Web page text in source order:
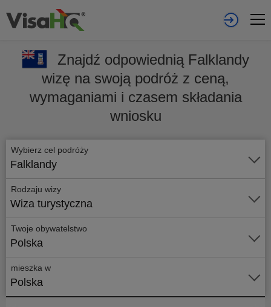
Znajdź odpowiednią Falklandy
wizę na swoją podróż z ceną,
wymaganiami i czasem składania
wniosku
Wybierz cel podróży
Falklandy
Rodzaju wizy
Wiza turystyczna
Twoje obywatelstwo
Polska
mieszka w
Polska
Złóż